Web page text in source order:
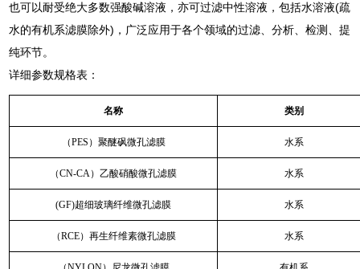
也可以耐受绝大多数强酸碱溶液，亦可过滤中性溶液，包括水溶液(疏
水的有机系滤膜除外)，广泛应用于各个领域的过滤、分析、检测、提
纯环节。
详细参数规格表：
名称 类别
（PES）聚醚砜微孔滤膜 水系
（CN-CA）乙酸硝酸微孔滤膜 水系
(GF)超细玻璃纤维微孔滤膜 水系
（RCE）再生纤维素微孔滤膜 水系